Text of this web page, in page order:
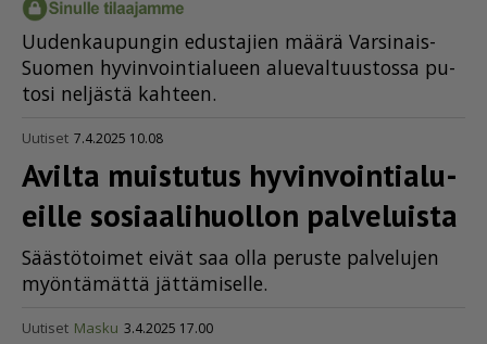
Uu­den­kau­pun­gin edus­ta­jien mää­rä Var­si­nais-
Suo­men hy­vin­voin­ti­a­lu­een alu­e­val­tuus­tos­sa pu­
to­si nel­jäs­tä kah­teen.
Uutiset 7.4.2025 10.08
Avilta muistutus hyvin­voin­ti­a­lu­
eille sosia­a­li­huollon palveluista
Sääs­tö­toi­met ei­vät saa ol­la pe­rus­te pal­ve­lu­jen
myön­tä­mät­tä jät­tä­mi­sel­le.
Uutiset Masku 3.4.2025 17.00